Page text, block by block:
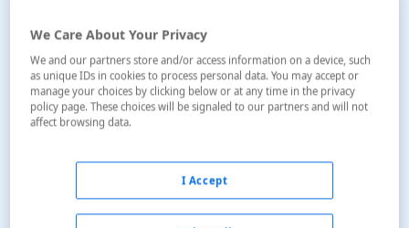
We Care About Your Privacy
We and our partners store and/or access information on a device, such
as unique IDs in cookies to process personal data. You may accept or
manage your choices by clicking below or at any time in the privacy
policy page. These choices will be signaled to our partners and will not
affect browsing data.
I Accept